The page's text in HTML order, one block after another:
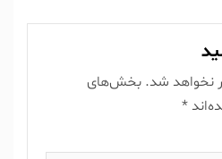
نخواهد شد. بخش‌های
*